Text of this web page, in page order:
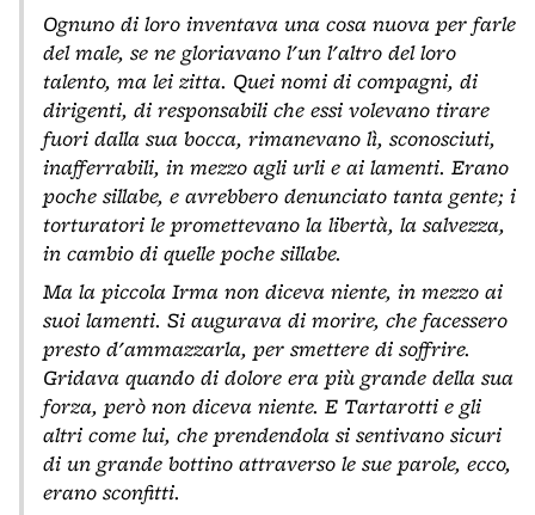
Ognuno di loro inventava una cosa nuova per farle
del male, se ne gloriavano l'un l'altro del loro
talento, ma lei zitta. Quei nomi di compagni, di
dirigenti, di responsabili che essi volevano tirare
fuori dalla sua bocca, rimanevano lì, sconosciuti,
inafferrabili, in mezzo agli urli e ai lamenti. Erano
poche sillabe, e avrebbero denunciato tanta gente; i
torturatori le promettevano la libertà, la salvezza,
in cambio di quelle poche sillabe.
Ma la piccola Irma non diceva niente, in mezzo ai
suoi lamenti. Si augurava di morire, che facessero
presto d'ammazzarla, per smettere di soffrire.
Gridava quando di dolore era più grande della sua
forza, però non diceva niente. E Tartarotti e gli
altri come lui, che prendendola si sentivano sicuri
di un grande bottino attraverso le sue parole, ecco,
erano sconfitti.